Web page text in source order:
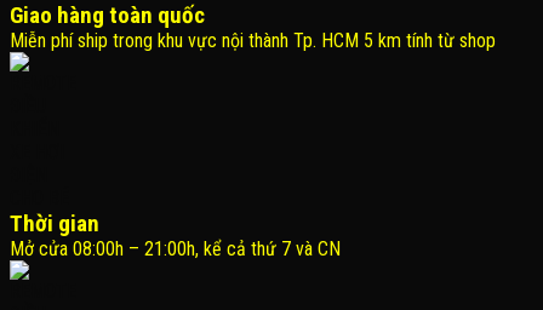
Giao hàng toàn quốc
Miễn phí ship trong khu vực nội thành Tp. HCM 5 km tính từ shop
Thời gian
Mở cửa 08:00h – 21:00h, kể cả thứ 7 và CN